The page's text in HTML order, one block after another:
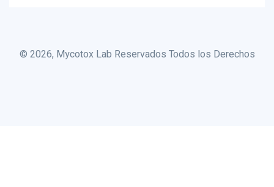
© 2026, Mycotox Lab Reservados Todos los Derechos